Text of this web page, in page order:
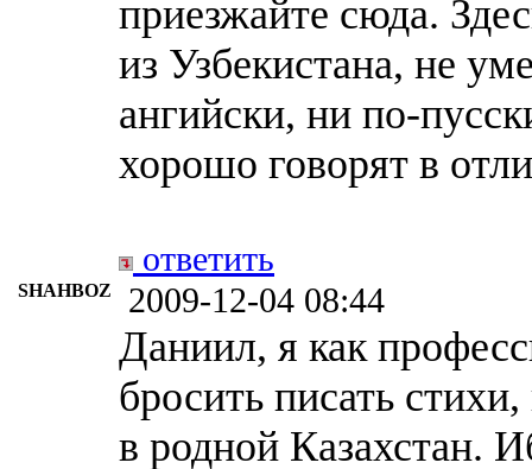
приезжайте сюда.
из Узбекистана, не
ангийски, ни по-
хорошо говорят в
ответить
SHAHBOZ 2009-12-04 08:44
Даниил, я как
бросить писать
в родной Казахстан.